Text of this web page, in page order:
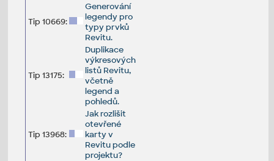
Tip 10669:
Generování
legendy pro
typy prvků
Revitu.
Tip 13175:
Duplikace
výkresových
listů Revitu,
včetně
legend a
pohledů.
Tip 13968:
Jak rozlišit
otevřené
karty v
Revitu podle
projektu?